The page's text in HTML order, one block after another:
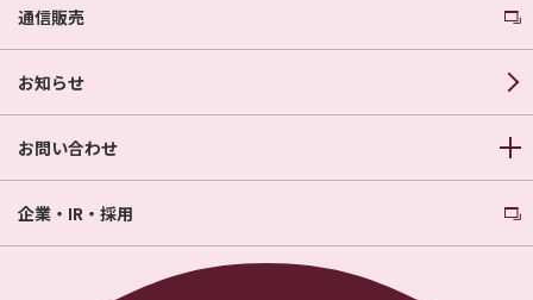
通信販売
お知らせ
お問い合わせ
企業・IR・採用